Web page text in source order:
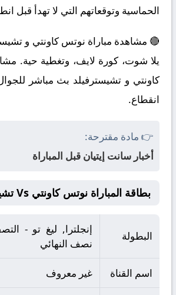
الحماسية وتوقعاتهم التي لا تهدأ قبل
🔴 مشاهدة مباراة نوتس كاونتي و
يلا شوت، كورة لايف، وتغطية حية.
كاونتي و تشيسترفيلد بث مباشر
انقطاع.
👉 مادة مقترحة:
أخبار سانت إيتيان قبل المباراة
بطاقة المباراة نوتس كاونتي Vs تشيسترفيلد
البطولة
إنجلترا, ليغ تو -
نصف النهائي
اسم القناة غير معروف